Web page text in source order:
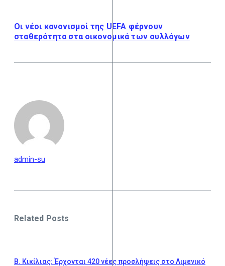
Οι νέοι κανονισμοί της UEFA φέρνουν
σταθερότητα στα οικονομικά των συλλόγων
admin-su
Related Posts
Β. Κικίλιας: Έρχονται 420 νέες προσλήψεις στο Λιμενικό